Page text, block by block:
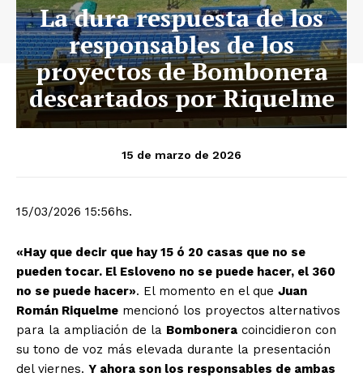
La dura respuesta de los
responsables de los
proyectos de Bombonera
descartados por Riquelme
15 de marzo de 2026
15/03/2026 15:56hs.
«Hay que decir que hay 15 ó 20 casas que no se
pueden tocar. El Esloveno no se puede hacer, el 360
no se puede hacer». El momento en el que Juan
Román Riquelme mencionó los proyectos alternativos
para la ampliación de la Bombonera coincidieron con
su tono de voz más elevada durante la presentación
del viernes. Y ahora son los responsables de ambas